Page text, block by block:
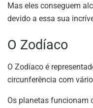
Mas eles conseguem
devido a essa sua
O Zodíaco
O Zodíaco é
circunferência com
Os planetas funcionam